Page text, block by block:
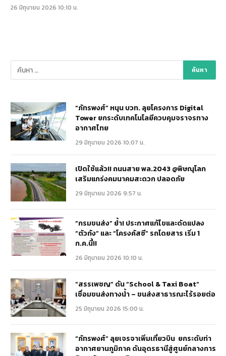
26 มิถุนายน 2026 10:10 น.
“ภัทรพงศ์” หนุน บวท. ลุยโครงการ Digital
Tower ยกระดับเทคโนโลยีควบคุมจราจรทาง
อากาศไทย
29 มิถุนายน 2026 10:07 น.
เปิดใช้แล้ว!! ถนนสาย พล.2043 @พิษณุโลก
เสริมแกร่งคมนาคมสะดวก ปลอดภัย
29 มิถุนายน 2026 9:57 น.
“กรมขนส่ง” ย้ำ! ประกาศแก้ไขและดัดแปลง
“ตัวถัง” และ “โครงคัสซี” รถโดยสาร เริ่ม 1
ก.ค.นี้!!
26 มิถุนายน 2026 10:10 น.
“สรรเพชญ” ดัน “School & Taxi Boat”
เชื่อมขนส่งทางน้ำ – ขนส่งสาธารณะไร้รอยต่อ
25 มิถุนายน 2026 15:00 น.
“ภัทรพงศ์” ลุยเจรจาเพิ่มเที่ยวบิน ยกระดับท่า
อากาศยานภูมิภาค ดันอุดรธานีสู่ศูนย์กลางการ